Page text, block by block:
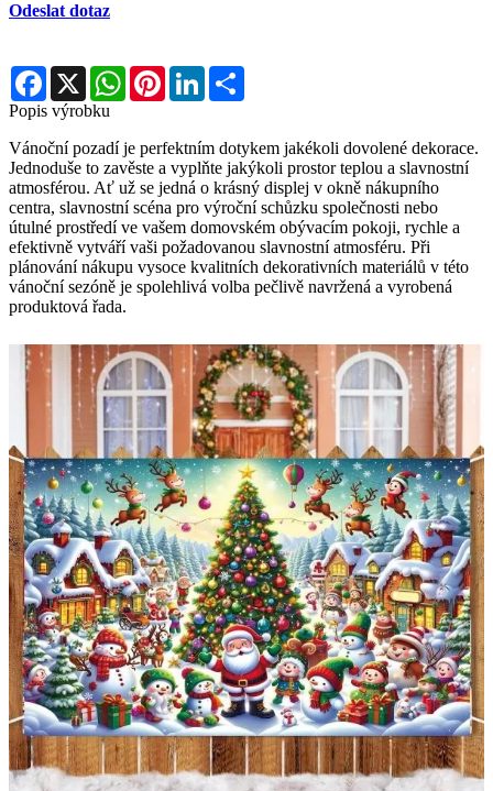
Odeslat dotaz
Facebook
X WhatsAppPinterestLinkedIn
Popis výrobku
Vánoční pozadí je perfektním dotykem jakékoli dovolené dekorace.
Jednoduše to zavěste a vyplňte jakýkoli prostor teplou a slavnostní
atmosférou. Ať už se jedná o krásný displej v okně nákupního
centra, slavnostní scéna pro výroční schůzku společnosti nebo
útulné prostředí ve vašem domovském obývacím pokoji, rychle a
efektivně vytváří vaši požadovanou slavnostní atmosféru. Při
plánování nákupu vysoce kvalitních dekorativních materiálů v této
vánoční sezóně je spolehlivá volba pečlivě navržená a vyrobená
produktová řada.